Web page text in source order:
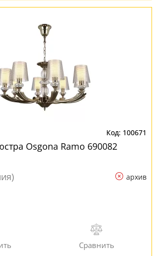
100671
Osgona Ramo 690082
архив